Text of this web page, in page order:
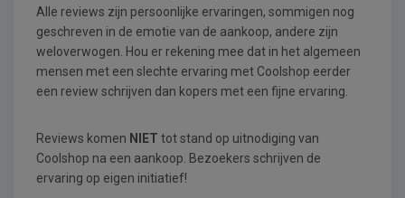
Alle reviews zijn persoonlijke ervaringen, sommigen nog
geschreven in de emotie van de aankoop, andere zijn
weloverwogen. Hou er rekening mee dat in het algemeen
mensen met een slechte ervaring met Coolshop eerder
een review schrijven dan kopers met een fijne ervaring.
Reviews komen NIET tot stand op uitnodiging van
Coolshop na een aankoop. Bezoekers schrijven de
ervaring op eigen initiatief!